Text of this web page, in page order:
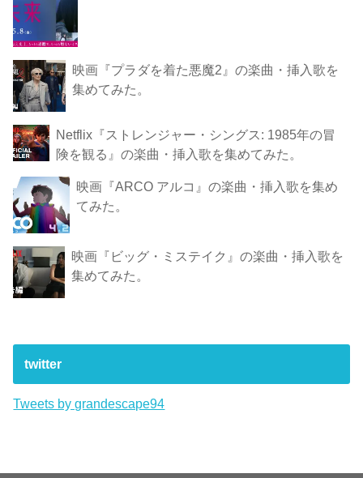
映画『プラダを着た悪魔2』の楽曲・挿入歌を
集めてみた。
Netflix『ストレンジャー・シングス: 1985年の冒
険 を観 る』の楽曲・挿入歌を集めてみた。
映画『ARCO アルコ』の楽曲・挿入歌を集め
てみた。
映画『ビッグ・ミステイク』の楽曲・挿入歌を
集めてみた。
twitter
Tweets by grandescape94